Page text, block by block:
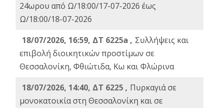
24ωρου από Ω/18:00/17-07-2026 έως
Ω/18:00/18-07-2026
18/07/2026, 16:59, ΔT 6225a , Συλλήψεις και
επιβολή διοικητικών προστίμων σε
Θεσσαλονίκη, Φθιώτιδα, Κω και Φλώρινα
18/07/2026, 14:40, ΔΤ 6225 , Πυρκαγιά σε
μονοκατοικία στη Θεσσαλονίκη και σε